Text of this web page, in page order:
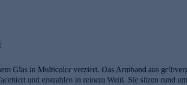
Glas in Multicolor verziert. Das Armband aus
und erstrahlen in reinem Weiß. Sie sitzen rund